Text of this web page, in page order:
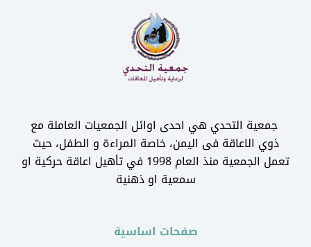
جمعية التحدي هي احدى اوائل الجمعيات العاملة مع
ذوي الاعاقة فى اليمن، خاصة المراءة و الطفل، حيث
تعمل الجمعية منذ العام 1998 في تأهيل اعاقة حركية او
سمعية او ذهنية
صفحات اساسية